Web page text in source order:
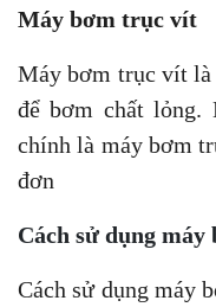
Máy bơm trục vít
Máy bơm trục vít
để bơm chất
chính là máy bơm
đơn
Cách sử dụng máy
Cách sử dụng máy